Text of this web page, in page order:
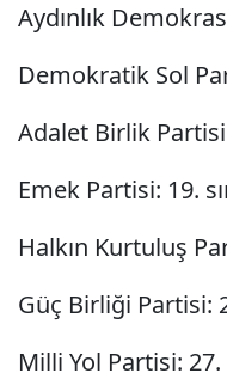
Aydınlık
Demokratik Sol
Adalet Birlik
Emek Partisi: 19.
Halkın Kurtuluş
Güç Birliği Partisi:
Milli Yol Partisi: 27.